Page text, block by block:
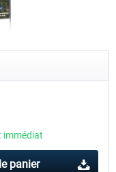
FSDG - Dakar XP
immédiat
panier